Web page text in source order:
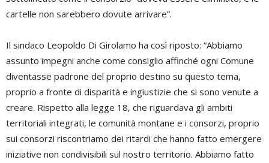
cartelle non sarebbero dovute arrivare”.
Il sindaco Leopoldo Di Girolamo ha così riposto: “Abbiamo
assunto impegni anche come consiglio affinché ogni Comune
diventasse padrone del proprio destino su questo tema,
proprio a fronte di disparità e ingiustizie che si sono venute a
creare. Rispetto alla legge 18, che riguardava gli ambiti
territoriali integrati, le comunità montane e i consorzi, proprio
sui consorzi riscontriamo dei ritardi che hanno fatto emergere
iniziative non condivisibili sul nostro territorio. Abbiamo fatto